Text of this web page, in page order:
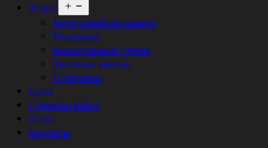
Услуги
меню
Антигравийная защита
Тонировка
Бронирование стёкол
Удаление вмятин
Полировка
Цены
Примеры работ
О нас
Контакты